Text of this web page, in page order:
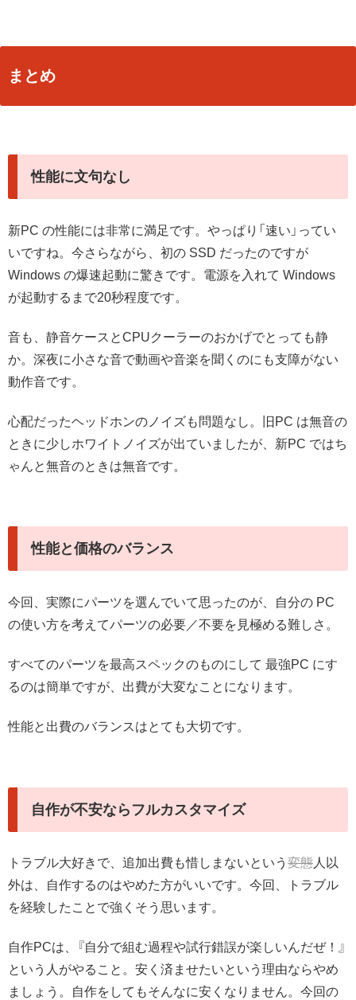
まとめ
性能に文句なし
新PC の性能には非常に満足です。やっぱり「速い」ってい
いですね。今さらながら、初の SSD だったのですが
Windows の爆速起動に驚きです。電源を入れて Windows
が起動するまで20秒程度です。
音も、静音ケースとCPUクーラーのおかげでとっても静
か。深夜に小さな音で動画や音楽を聞くのにも支障がない
動作音です。
心配だったヘッドホンのノイズも問題なし。旧PC は無音の
ときに少しホワイトノイズが出ていましたが、新PC ではち
ゃんと無音のときは無音です。
性能と価格のバランス
今回、実際にパーツを選んでいて思ったのが、自分の PC
の使い方を考えてパーツの必要／不要を見極める難しさ。
すべてのパーツを最高スペックのものにして 最強PC にす
るのは簡単ですが、出費が大変なことになります。
性能と出費のバランスはとても大切です。
自作が不安ならフルカスタマイズ
トラブル大好きで、追加出費も惜しまないという 変態 人以
外は、自作するのはやめた方がいいです。今回、トラブル
を経験したことで強くそう思います。
自作PCは、『自分で組む過程や試行錯誤が楽しいんだぜ！』
という人がやること。安く済ませたいという理由ならやめ
ましょう。自作をしてもそんなに安くなりません。今回の